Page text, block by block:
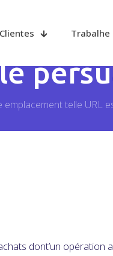
Clientes Trabalhe
emplacement telle URL
dont’un